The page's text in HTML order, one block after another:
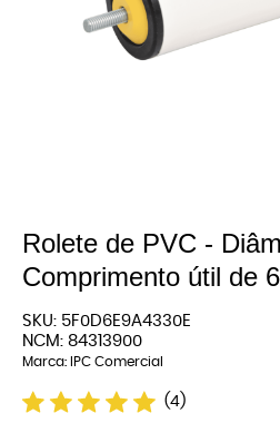
Rolete de PVC -
Comprimento útil de
SKU: 5F0D6E9A4330E
NCM: 84313900
Marca: IPC Comercial
(4)